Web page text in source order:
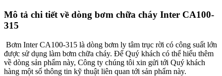
Mô tả chi tiết về dòng bơm chữa cháy Inter CA100-
315
Bơm Inter CA100-315 là dòng bơm ly tâm trục rời có công suất lớn
được sử dụng làm bơm chữa cháy. Để Quý khách có thể hiểu thêm
về dòng sản phẩm này, Công ty chúng tôi xin gửi tới Quý khách
hàng một số thông tin kỹ thuật liên quan tới sản phẩm này.